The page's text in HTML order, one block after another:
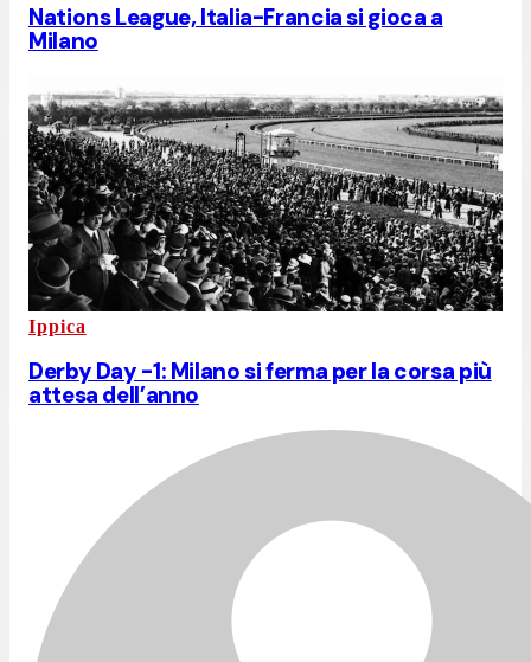
Nations League, Italia-Francia si gioca a
Milano
Ippica
Derby Day -1: Milano si ferma per la corsa più
attesa dell’anno